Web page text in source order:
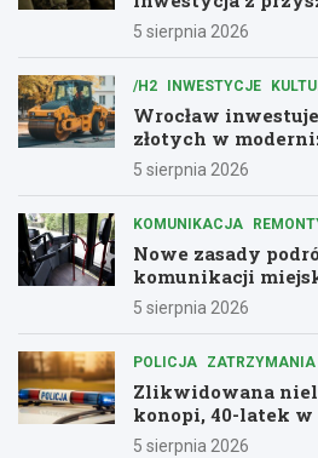
5 sierpnia 2026
/H2 INWESTYCJE
Wrocław
złotych w
5 sierpnia 2026
KOMUNIKACJA
Nowe zasady
komunikacji
remontów
5 sierpnia 2026
POLICJA ZATRZYMANIA
Zlikwidowana
konopi, 40-latek
5 sierpnia 2026